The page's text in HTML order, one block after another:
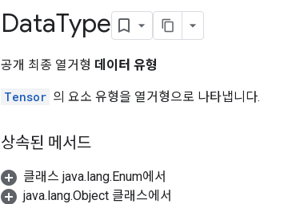
DataType
공개 최종 열거형 데이터 유형
Tensor 의 요소 유형을 열거형으로 나타냅니다.
상속된 메서드
클래스 java.lang.Enum에서
java.lang.Object 클래스에서